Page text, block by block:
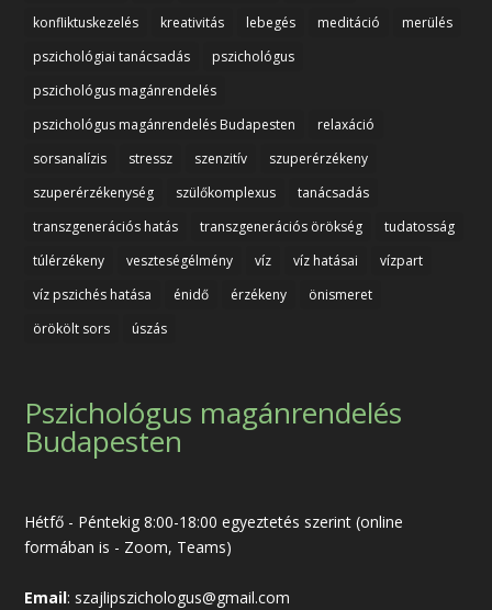
konfliktuskezelés
kreativitás lebegés meditáció
merülés
pszichológiai tanácsadás
pszichológus
pszichológus magánrendelés
pszichológus magánrendelés Budapesten
relaxáció
sorsanalízis
stressz szenzitív
szuperérzékeny
szuperérzékenység
szülőkomplexus
tanácsadás
transzgenerációs hatás
transzgenerációs örökség
tudatosság
túlérzékeny
veszteségélmény víz víz hatásai
vízpart
víz pszichés hatása
énidő érzékeny
önismeret
örökölt sors
úszás
Pszichológus magánrendelés
Budapesten
Hétfő - Péntekig 8:00-18:00 egyeztetés szerint (online
formában is - Zoom, Teams)
Email: szajlipszichologus@gmail.com